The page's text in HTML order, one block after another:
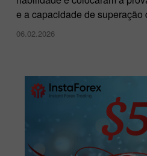
e a capacidade de superação
06.02.2026